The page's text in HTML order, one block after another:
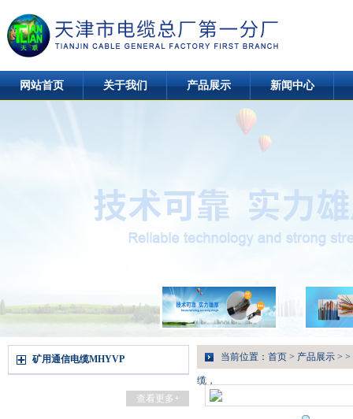
网站首页 关于我们 产品展示 新闻中心
矿用通信电缆MHYVP
查看更多+
当前位置： 首页 > 产品展示 > >
缆，